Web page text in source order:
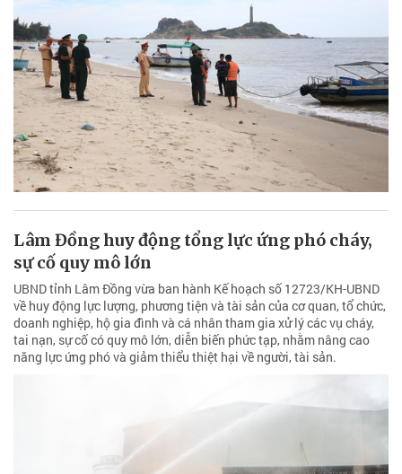
Lâm Đồng huy động tổng lực ứng phó cháy,
sự cố quy mô lớn
UBND tỉnh Lâm Đồng vừa ban hành Kế hoạch số 12723/KH-UBND
về huy động lực lượng, phương tiện và tài sản của cơ quan, tổ chức,
doanh nghiệp, hộ gia đình và cá nhân tham gia xử lý các vụ cháy,
tai nạn, sự cố có quy mô lớn, diễn biến phức tạp, nhằm nâng cao
năng lực ứng phó và giảm thiểu thiệt hại về người, tài sản.